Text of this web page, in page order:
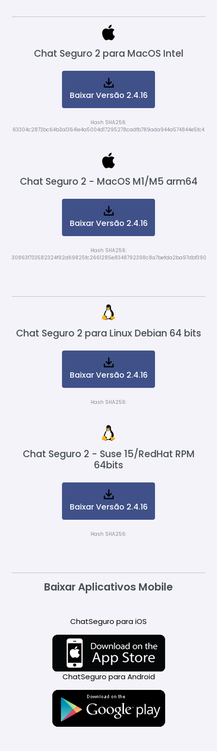
Chat Seguro 2 para MacOS Intel
Baixar Versão 2.4.16
Hash SHA256:
63304c2873bc64b3a13641e4a5004d17295278cadfb789ada944a574844e5fc4
Chat Seguro 2 - MacOS M1/M5 arm64
Baixar Versão 2.4.16
Hash SHA256:
30863f733582324f92d69825fc2661285e8348792398c8a7befda2ba97dbf390
Chat Seguro 2 para Linux Debian 64 bits
Baixar Versão 2.4.16
Hash SHA256:
Chat Seguro 2 - Suse 15/RedHat RPM
64bits
Baixar Versão 2.4.16
Hash SHA256:
Baixar Aplicativos Mobile
ChatSeguro para iOS
ChatSeguro para Android